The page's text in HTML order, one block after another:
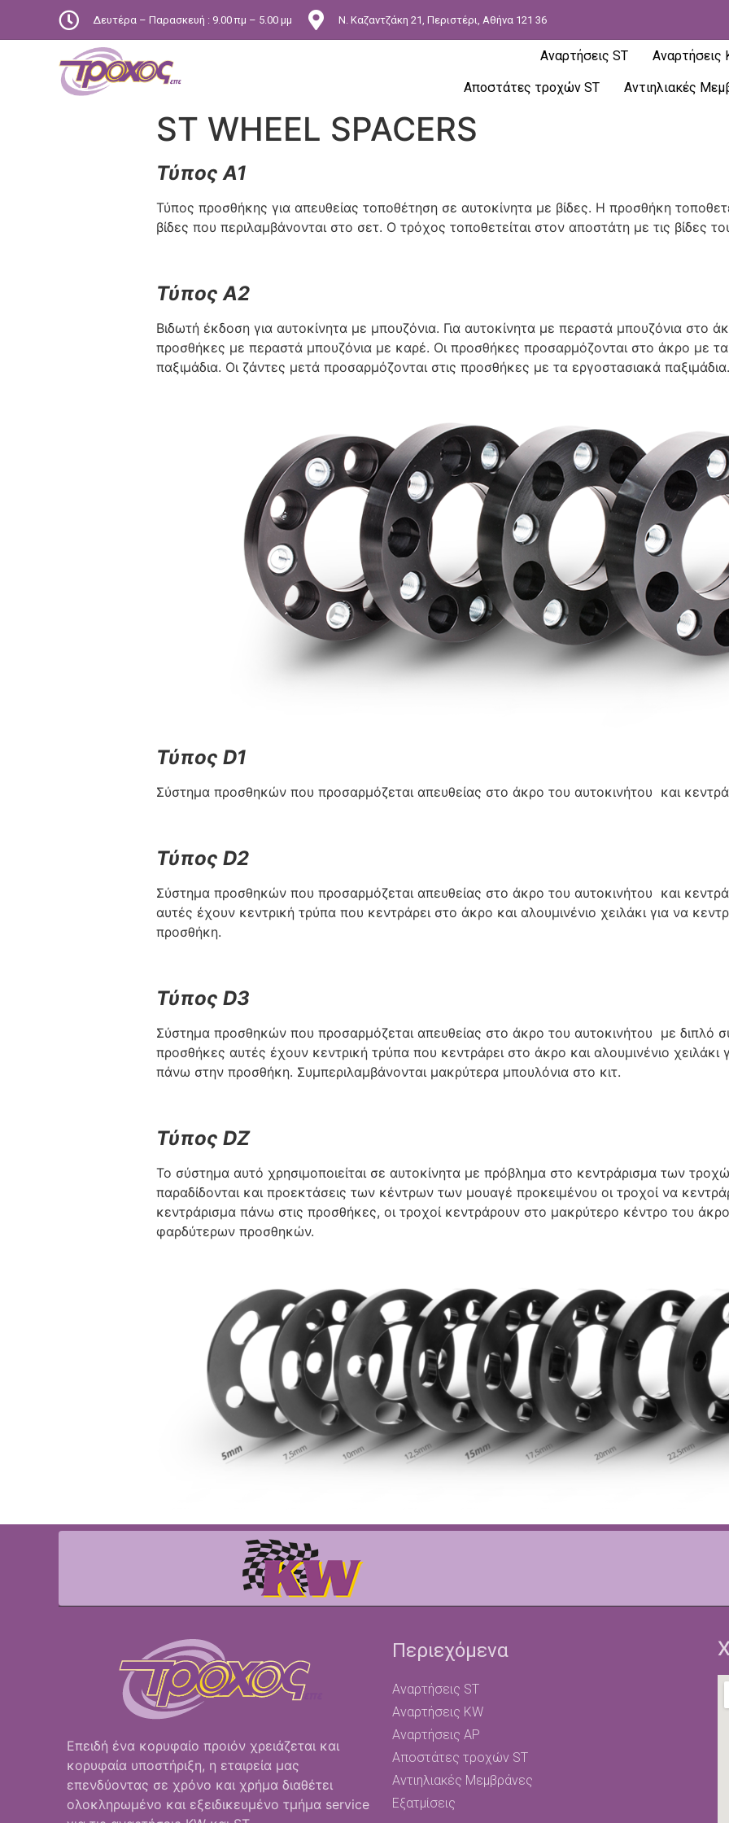
Δευτέρα – Παρασκευή : 9.00 πμ – 5.00 μμ Ν. Καζαντζάκη 21, Περιστέρι, Αθήνα 121 36
Αναρτήσεις ST Αναρτήσεις
Αποστάτες τροχών ST Αντιηλιακές
ST WHEEL SPACERS
Τύπος A1
Τύπος προσθήκης για απευθείας τοποθέτηση σε αυτοκίνητα με βίδες. Η προσθήκη
βίδες που περιλαμβάνονται στο σετ. Ο τρόχος τοποθετείται στον αποστάτη με τις βίδες
Τύπος A2
Βιδωτή έκδοση για αυτοκίνητα με μπουζόνια. Για αυτοκίνητα με περαστά μπουζόνια στο
προσθήκες με περαστά μπουζόνια με καρέ. Οι προσθήκες προσαρμόζονται στο άκρο με
παξιμάδια. Οι ζάντες μετά προσαρμόζονται στις προσθήκες με τα εργοστασιακά παξιμάδια.
Τύπος D1
Σύστημα προσθηκών που προσαρμόζεται απευθείας στο άκρο του αυτοκινήτου και
Τύπος D2
Σύστημα προσθηκών που προσαρμόζεται απευθείας στο άκρο του αυτοκινήτου και
αυτές έχουν κεντρική τρύπα που κεντράρει στο άκρο και αλουμινένιο χειλάκι για να
προσθήκη.
Τύπος D3
Σύστημα προσθηκών που προσαρμόζεται απευθείας στο άκρο του αυτοκινήτου με διπλό
προσθήκες αυτές έχουν κεντρική τρύπα που κεντράρει στο άκρο και αλουμινένιο χειλάκι
πάνω στην προσθήκη. Συμπεριλαμβάνονται μακρύτερα μπουλόνια στο κιτ.
Τύπος DZ
Το σύστημα αυτό χρησιμοποιείται σε αυτοκίνητα με πρόβλημα στο κεντράρισμα των
παραδίδονται και προεκτάσεις των κέντρων των μουαγέ προκειμένου οι τροχοί να
κεντράρισμα πάνω στις προσθήκες, οι τροχοί κεντράρουν στο μακρύτερο κέντρο του
φαρδύτερων προσθηκών.
Επειδή ένα κορυφαίο προιόν χρειάζεται και
κορυφαία υποστήριξη, η εταιρεία μας
επενδύοντας σε χρόνο και χρήμα διαθέτει
ολοκληρωμένο και εξειδικευμένο τμήμα service
Περιεχόμενα
Αναρτήσεις ST
Αναρτήσεις KW
Αναρτήσεις AP
Αποστάτες τροχών ST
Αντιηλιακές Μεμβράνες
Εξατμίσεις